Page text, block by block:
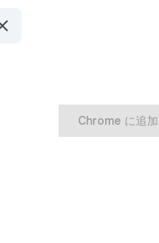
Chrome に追加